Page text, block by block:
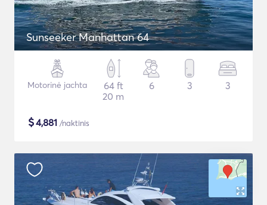
Sunseeker Manhattan 64
Motorinė jachta
64 ft
20 m
6 3 3
$4,881 /naktinis